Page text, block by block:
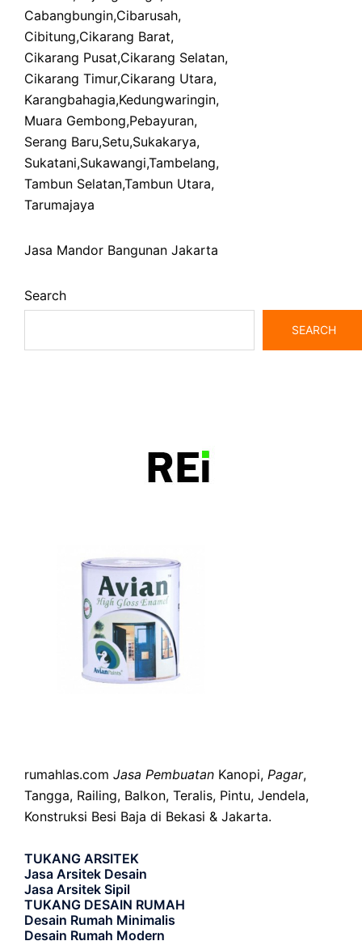
Cabangbungin,Cibarusah,
Cibitung,Cikarang Barat,
Cikarang Pusat,Cikarang Selatan,
Cikarang Timur,Cikarang Utara,
Karangbahagia,Kedungwaringin,
Muara Gembong,Pebayuran,
Serang Baru,Setu,Sukakarya,
Sukatani,Sukawangi,Tambelang,
Tambun Selatan,Tambun Utara,
Tarumajaya
Jasa Mandor Bangunan Jakarta
Search
SEARCH
rumahlas.com Jasa Pembuatan Kanopi, Pagar,
Tangga, Railing, Balkon, Teralis, Pintu, Jendela,
Konstruksi Besi Baja di Bekasi & Jakarta.
TUKANG ARSITEK
Jasa Arsitek Desain
Jasa Arsitek Sipil
TUKANG DESAIN RUMAH
Desain Rumah Minimalis
Desain Rumah Modern